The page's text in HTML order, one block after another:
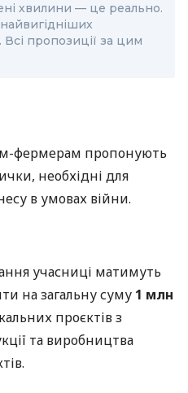
хвилини — це реально.
пропозиції за цим
фермерам пропонують
необхідні для
в умовах війни.
учасниці матимуть
на загальну суму 1 млн
проєктів з
та виробництва